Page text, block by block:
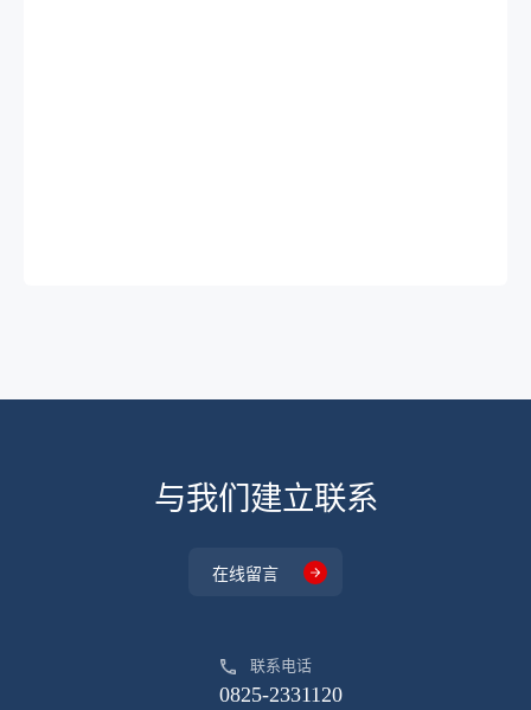
与我们建立联系
在线留言
联系电话
0825-2331120